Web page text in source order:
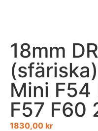
18mm
Mini F54
F57 F60
1830,00 kr